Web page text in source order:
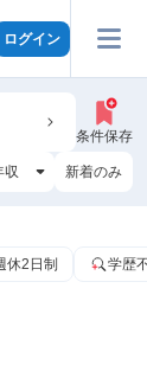
ログイン
条件保存
収 新着のみ
休2日制 学歴